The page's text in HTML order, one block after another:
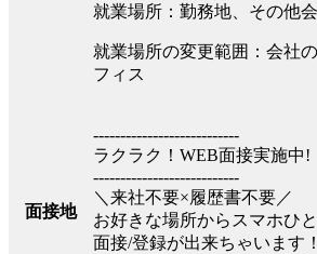
就業場所：勤務地、その他
就業場所の変更範囲：会社
フィス
面接地
---------------------------
ラクラク！WEB面接実施中!
---------------------------
＼来社不要×履歴書不要／
お好きな場所からスマホひ
面接/登録が出来ちゃいます！